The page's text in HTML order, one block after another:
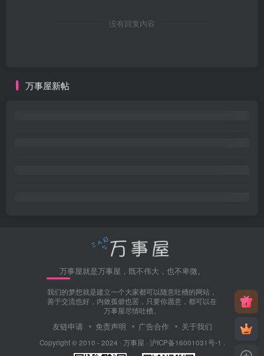
没有回复内容
万事屋新帖
万事屋就是万事屋，既不伟大，也不卑微。
我们的梦想就是建立一个大家都可以随意吐槽的网站，
善于交流也好，内敛孤僻也罢，只要你愿意，都可以在
万事屋尽情吐槽。
友链申请 免责声明 广告合作 关于我们
Copyright © 2010 - 2024 · 万事屋 · 沪ICP备16001031号-1